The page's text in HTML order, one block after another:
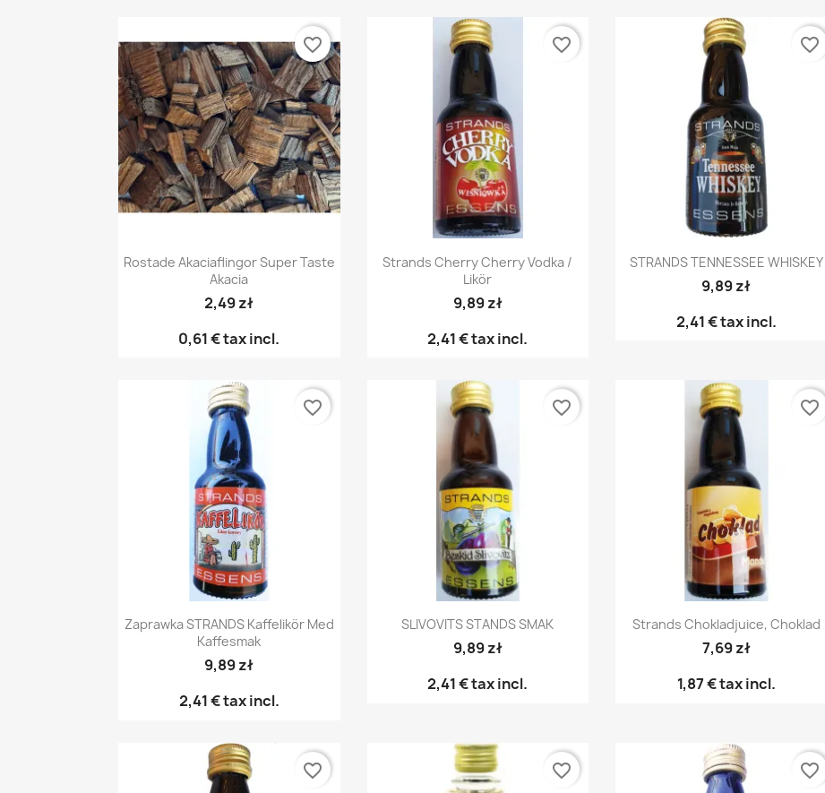
Snabbvy
Rostade Akaciaflingor Super Taste
Akacia
2,49 zł
0,61 €tax incl.
favorite_border
Snabbvy
Strands Cherry Cherry Vodka /
Likör
9,89 zł
2,41 €tax incl.
favorite_border
Snabbvy
STRANDS TENNESSEE WHISKEY
9,89 zł
2,41 €tax incl.
favorite_border
Snabbvy
Zaprawka STRANDS Kaffelikör Med
Kaffesmak
9,89 zł
2,41 €tax incl.
favorite_border
Snabbvy
SLIVOVITS STANDS SMAK
9,89 zł
2,41 €tax incl.
favorite_border
Snabbvy
Strands Chokladjuice, Choklad
7,69 zł
1,87 €tax incl.
favorite_border
favorite_border favorite_border favorite_border